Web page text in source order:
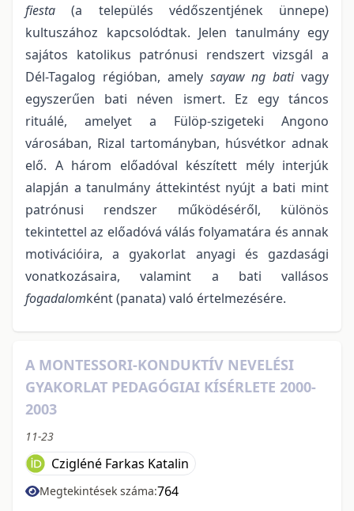
fiesta (a település védőszentjének ünnepe)
kultuszához kapcsolódtak. Jelen tanulmány egy
sajátos katolikus patrónusi rendszert vizsgál a
Dél-Tagalog régióban, amely sayaw ng bativagy
egyszerűen bati néven ismert. Ez egy táncos
rituálé, amelyet a Fülöp-szigeteki Angono
városában, Rizal tartományban, húsvétkor adnak
elő. A három előadóval készített mély interjúk
alapján a tanulmány áttekintést nyújt a bati mint
patrónusi rendszer működéséről, különös
tekintettel az előadóvá válás folyamatára és annak
motivációira, a gyakorlat anyagi és gazdasági
vonatkozásaira, valamint a bati vallásos
fogadalomként (panata) való értelmezésére.
A MONTESSORI-KONDUKTÍV NEVELÉSI
GYAKORLAT PEDAGÓGIAI KÍSÉRLETE 2000-
2003
11-23
Czigléné Farkas Katalin
Megtekintések száma:764